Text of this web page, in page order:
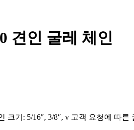
견인 굴레 체인
기: 5/16″, 3/8″, v 고객 요청에 따